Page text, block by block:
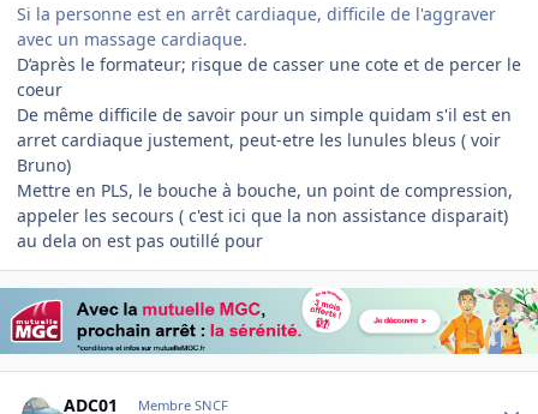
Si la personne est en arrêt cardiaque, difficile de l'aggraver
avec un massage cardiaque.
D’après le formateur; risque de casser une cote et de percer le
coeur
De même difficile de savoir pour un simple quidam s'il est en
arret cardiaque justement, peut-etre les lunules bleus ( voir
Bruno)
Mettre en PLS, le bouche à bouche, un point de compression,
appeler les secours ( c'est ici que la non assistance disparait)
au dela on est pas outillé pour
ADC01 Membre SNCF